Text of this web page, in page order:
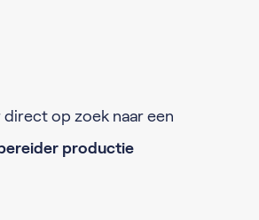
op zoek naar een
productie